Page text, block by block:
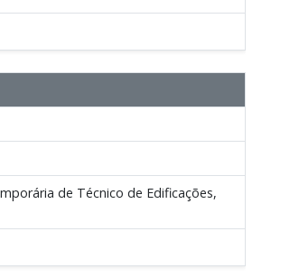
de Técnico de Edificações,